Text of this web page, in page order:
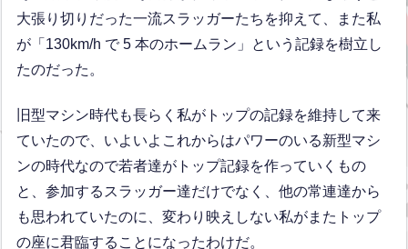
大張り切りだった一流スラッガーたちを抑えて、また私
が「130km/h で 5 本のホームラン」という記録を樹立し
たのだった。
旧型マシン時代も長らく私がトップの記録を維持して来
ていたので、いよいよこれからはパワーのいる新型マシ
ンの時代なので若者達がトップ記録を作っていくもの
と、参加するスラッガー達だけでなく、他の常連達から
も思われていたのに、変わり映えしない私がまたトップ
の座に君臨することになったわけだ。